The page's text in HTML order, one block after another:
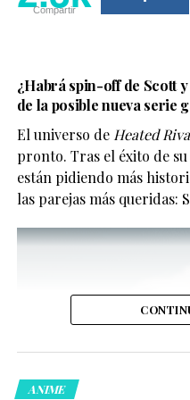
2.3k
Aunque aún no cuenta
2.3k
Compartir
¿Habrá spin-off de Scott
de la posible nueva serie
El universo de Heated
pronto. Tras el éxito de
están pidiendo más
las parejas más queridas:
ANIME